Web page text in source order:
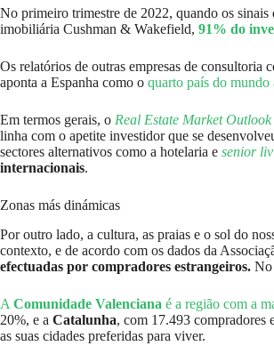
No primeiro trimestre de 2022, quando os
imobiliária Cushman & Wakefield, 91% do
Os relatórios de outras empresas de
aponta a Espanha como o quarto país do mundo
Em termos gerais, o Real Estate Market
linha com o apetite investidor que se
sectores alternativos como a hotelaria e senior
internacionais.
Zonas más dinámicas
Por outro lado, a cultura, as praias e o sol do
contexto, e de acordo com os dados da
efectuadas por compradores estrangeiros. No
A Comunidade Valenciana é a região com a
20%, e a Catalunha, com 17.493 compradores
as suas cidades preferidas para viver.